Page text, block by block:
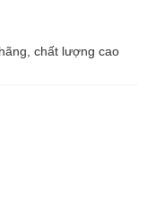
chất lượng cao